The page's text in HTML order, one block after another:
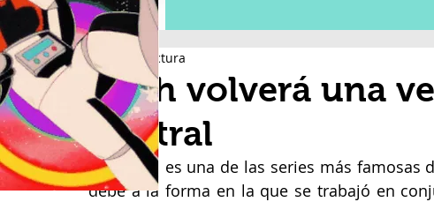
Flash volverá una
Central
1 min de lectura
The Flash es una de las series más famosas
debe a la forma en la que se trabajó en